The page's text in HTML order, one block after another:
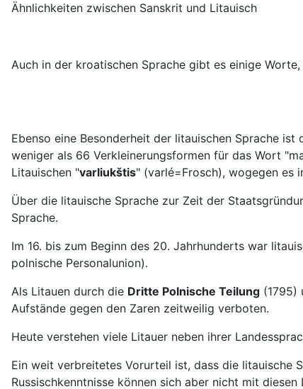
Ähnlichkeiten zwischen Sanskrit und Litauisch
Auch in der kroatischen Sprache gibt es einige
Ebenso eine Besonderheit der litauischen Sprache
weniger als 66 Verkleinerungsformen für das Wort
Litauischen "varliukštis" (varlé=Frosch), wogegen es
Über die litauische Sprache zur Zeit der
Sprache.
Im 16. bis zum Beginn des 20. Jahrhunderts war
polnische Personalunion).
Als Litauen durch die Dritte Polnische Teilung (1795)
Aufstände gegen den Zaren zeitweilig verboten.
Heute verstehen viele Litauer neben ihrer
Ein weit verbreitetes Vorurteil ist, dass die litauische
Russischkenntnisse können sich aber nicht mit